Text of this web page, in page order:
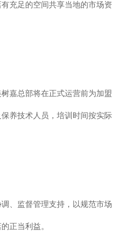
充足的空间共享当地的市场资
嘉总部将在正式运营前为加盟
养技术人员，培训时间按实际
、监督管理支持，以规范市场
正当利益。